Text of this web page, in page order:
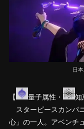
日
【 量子属性・
知
スターピースカンパ
心」の一人。アベンチ